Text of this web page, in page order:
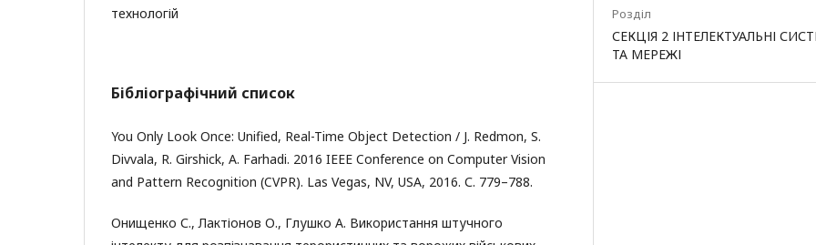
технологій
Бібліографічний список
You Only Look Once: Unified, Real-Time Object Detection / J. Redmon, S.
Divvala, R. Girshick, A. Farhadi. 2016 IEEE Conference on Computer Vision
and Pattern Recognition (CVPR). Las Vegas, NV, USA, 2016. С. 779–788.
Онищенко С., Лактіонов О., Глушко А. Використання штучного
Розділ
СЕКЦІЯ 2 ІНТЕЛЕКТУАЛЬНІ
ТА МЕРЕЖІ